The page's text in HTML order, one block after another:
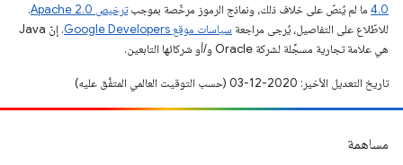
4.0‏ ما لم يُنصّ على خلاف ذلك، ونماذج الرموز مرخّصة بموجبترخيص Apache 2.0‏
.
للاطّلاع على التفاصيل، يُرجى مراجعة سياسات موقع Google Developers‏
. إنّ Java
هي علامة تجارية مسجَّلة لشركة Oracle و/أو شركائها التابعين.
تاريخ التعديل الأخير: 2020-12-03 (حسب التوقيت العالمي المتفَّق عليه)
مساهمة